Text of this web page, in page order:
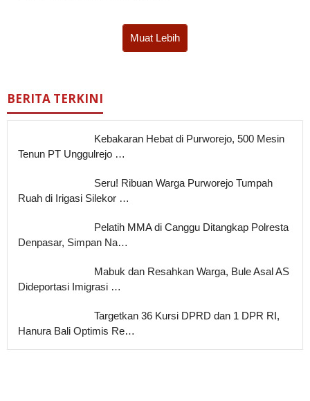
Muat Lebih
BERITA TERKINI
Kebakaran Hebat di Purworejo, 500 Mesin
Tenun PT Unggulrejo …
Seru! Ribuan Warga Purworejo Tumpah
Ruah di Irigasi Silekor …
Pelatih MMA di Canggu Ditangkap Polresta
Denpasar, Simpan Na…
Mabuk dan Resahkan Warga, Bule Asal AS
Dideportasi Imigrasi …
Targetkan 36 Kursi DPRD dan 1 DPR RI,
Hanura Bali Optimis Re…